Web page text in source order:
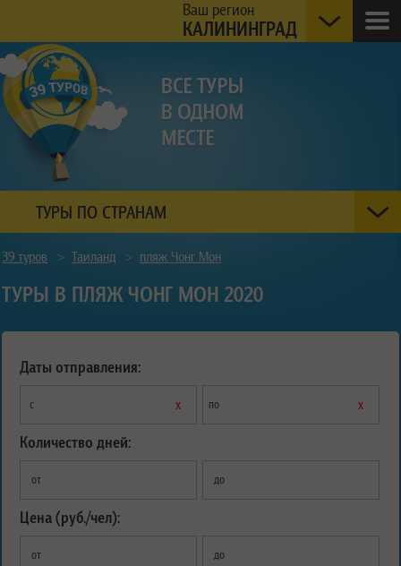
Ваш регион
КАЛИНИНГРАД
ТУРЫ ПО СТРАНАМ
39 туров > Таиланд > пляж Чонг Мон
ТУРЫ В ПЛЯЖ ЧОНГ МОН 2020
Даты отправления:
с х по х
Количество дней:
от до
Цена (руб./чел):
от до